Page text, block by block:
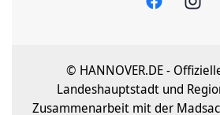
© HANNOVER.DE -
Landeshauptstadt und
Zusammenarbeit mit der